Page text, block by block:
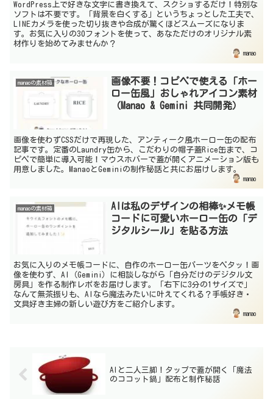
WordPress上で好きな文字に書き換えて、スクショするだけ！特別な
ソフトは不要です。「背景を白くする」というちょっとした工夫で、
LINEカメラを使った切り抜きや合成が驚くほどスムーズになりま
す。お気に入りの30フォントを使って、あなただけのオリジナル素
材作りを始めてみませんか？
manao
manaoの素材箱
画像不要！コピペで使える「ホー
ロー缶風」おしゃれアイコン素材
（Manao & Gemini 共同開発）
画像を使わずCSSだけで再現した、アンティーク風ホーロー缶の配布
記事です。定番のLaundry缶から、こだわりの帽子蓋Rice缶まで、コ
ピペで簡単に導入可能！マウスホバーで蓋が開くアニメーション版も
用意しました。ManaoとGeminiの制作秘話と共にお届けします。
manao
manaoの素材箱
AIは私のデザインの相棒✨メモ帳
コードに可愛いホーロー缶の「デ
ジタルシール」を貼る方法
お気に入りのメモ帳コードに、自作のホーロー缶パーツをペタッ！画
像を使わず、AI（Gemini）に相談しながら「自分だけのデジタル文
房具」を作る制作レポをお届けします。「右下に3分の1サイズで」
なんて無茶振りも、AIなら魔法みたいに叶えてくれる？手帳好き・
文具好き主婦の新しい遊び方をご紹介します。
manao
AIと二人三脚！タップで蓋が開く「魔法
のココット鍋」配布と制作秘話